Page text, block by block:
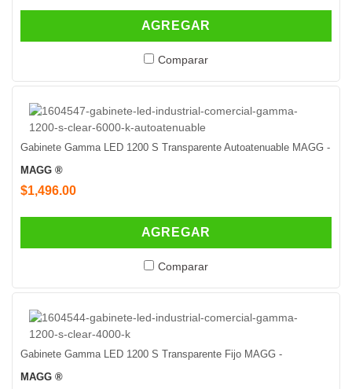
AGREGAR
Comparar
Gabinete Gamma LED 1200 S Transparente Autoatenuable MAGG -
MAGG ®
$1,496.00
AGREGAR
Comparar
Gabinete Gamma LED 1200 S Transparente Fijo MAGG -
MAGG ®